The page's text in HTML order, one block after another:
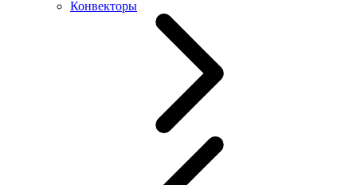
Конвекторы